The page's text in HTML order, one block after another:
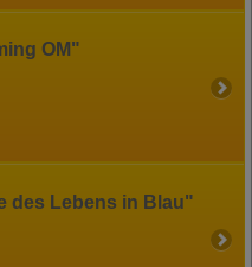
OM"
des Lebens in Blau"